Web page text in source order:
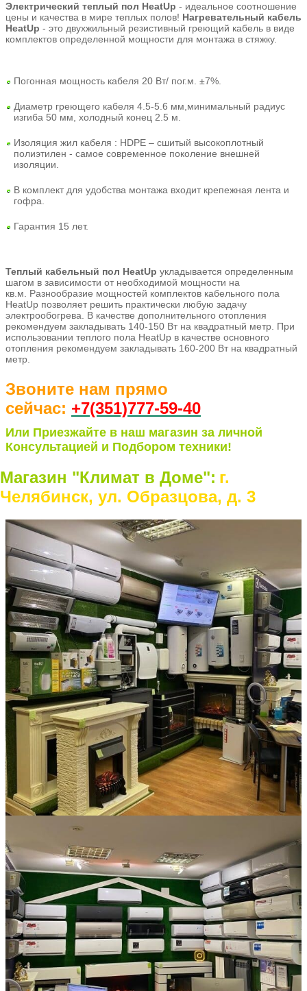
Электрический теплый пол HeatUp - идеальное соотношение
цены и качества в мире теплых полов! Нагревательный кабель
HeatUp - это двухжильный резистивный греющий кабель в виде
комплектов определенной мощности для монтажа в стяжку.
Погонная мощность кабеля 20 Вт/ пог.м. ±7%.
Диаметр греющего кабеля 4.5-5.6 мм,минимальный радиус
изгиба 50 мм, холодный конец 2.5 м.
Изоляция жил кабеля : HDPE – сшитый высокоплотный
полиэтилен - самое современное поколение внешней
изоляции.
В комплект для удобства монтажа входит крепежная лента и
гофра.
Гарантия 15 лет.
Теплый кабельный пол HeatUp укладывается определенным
шагом в зависимости от необходимой мощности на
кв.м. Разнообразие мощностей комплектов кабельного пола
HeatUp позволяет решить практически любую задачу
электрообогрева. В качестве дополнительного отопления
рекомендуем закладывать 140-150 Вт на квадратный метр. При
использовании теплого пола HeatUp в качестве основного
отопления рекомендуем закладывать 160-200 Вт на квадратный
метр.
Звоните нам прямо
сейчас: +7(351)777-59-40
Или Приезжайте в наш магазин за личной
Консультацией и Подбором техники!
Магазин "Климат в Доме": г.
Челябинск, ул. Образцова, д. 3